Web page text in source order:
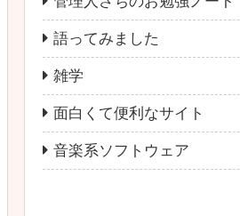
語ってみました
雑学
面白くて便利なサイト
音楽系ソフトウェア